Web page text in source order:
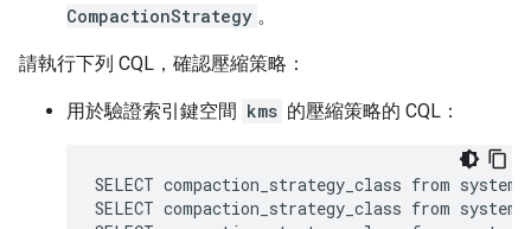
CompactionStrategy 。
請執行下列 CQL，確認壓縮策略：
用於驗證索引鍵空間 kms 的壓縮策略的 CQL：
SELECT compaction_strategy_class from
SELECT compaction_strategy_class from